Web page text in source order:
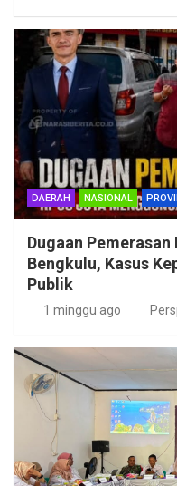
DAERAH NASIONAL
Dugaan
Bengkulu, Kasus
Publik
1 minggu ago